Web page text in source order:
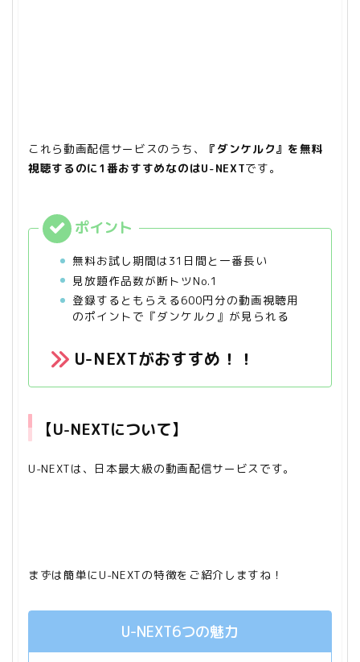
これら動画配信サービスのうち、
『ダンケルク』を無料
視聴するのに1番おすすめなのはU-NEXTです。
無料お試し期間は31日間と一番長い
見放題作品数が断トツNo.1
登録するともらえる600円分の動画視聴用
のポイントで『ダンケルク』が見られる
U-NEXTがおすすめ！！
【U-NEXTについて】
U-NEXTは、日本最大級の動画配信サービスです。
まずは簡単にU-NEXTの特徴をご紹介しますね！
U-NEXT6つの魅力